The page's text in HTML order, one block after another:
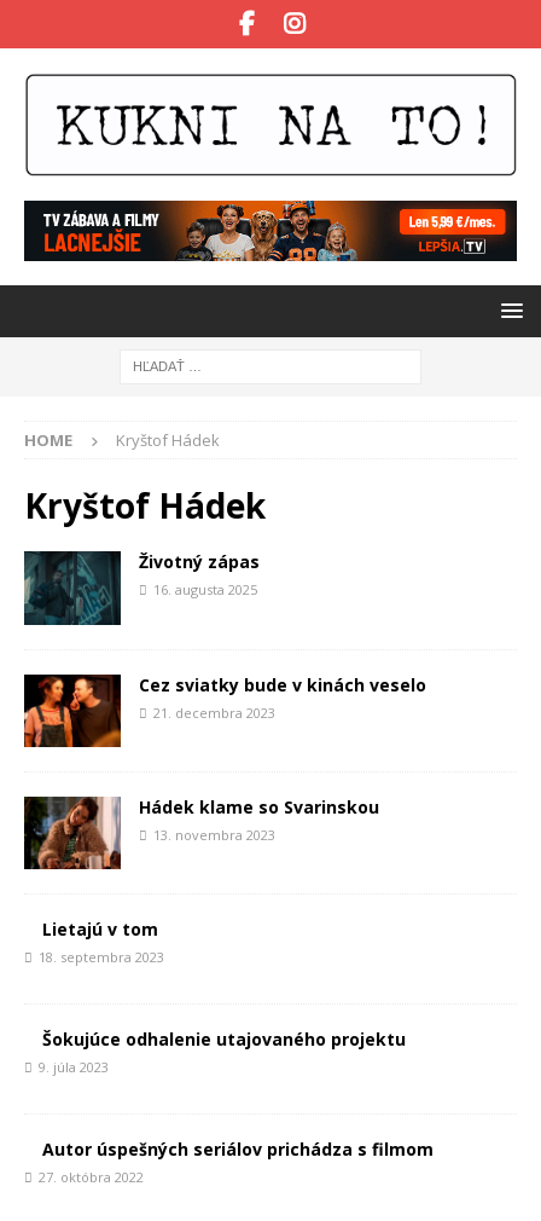
HOME Kryštof Hádek
Kryštof Hádek
Životný zápas
16. augusta 2025
Cez sviatky bude v kinách veselo
21. decembra 2023
Hádek klame so Svarinskou
13. novembra 2023
Lietajú v tom
18. septembra 2023
Šokujúce odhalenie utajovaného projektu
9. júla 2023
Autor úspešných seriálov prichádza s filmom
27. októbra 2022